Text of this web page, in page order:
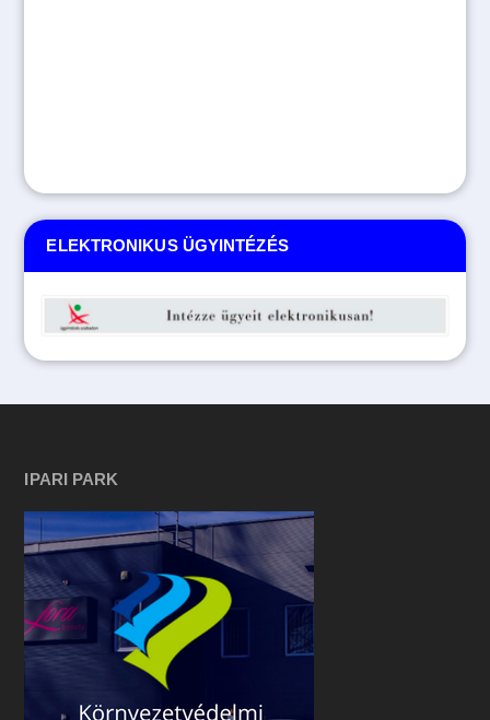
ELEKTRONIKUS ÜGYINTÉZÉS
IPARI PARK